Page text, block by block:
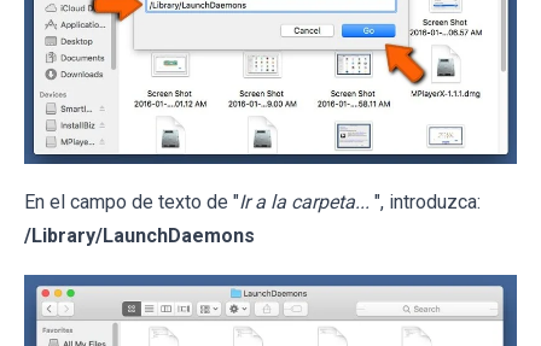
En el campo de texto de "Ir a la carpeta... ", introduzca:
/Library/LaunchDaemons